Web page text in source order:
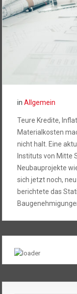
in Allgemein
Teure Kredite,
Materialkosten
nicht halt. Eine
Instituts von Mitte
Neubauprojekte
sich jetzt noch,
berichtete das